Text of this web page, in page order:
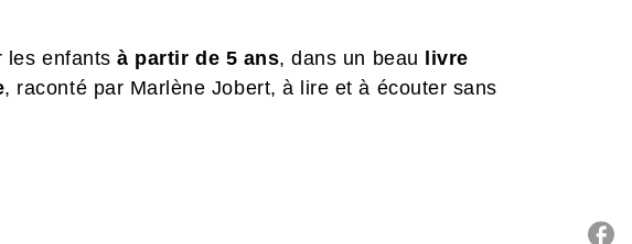
les enfants à partir de 5 ans, dans un beau
livre
, raconté par Marlène Jobert, à lire et à écouter sans